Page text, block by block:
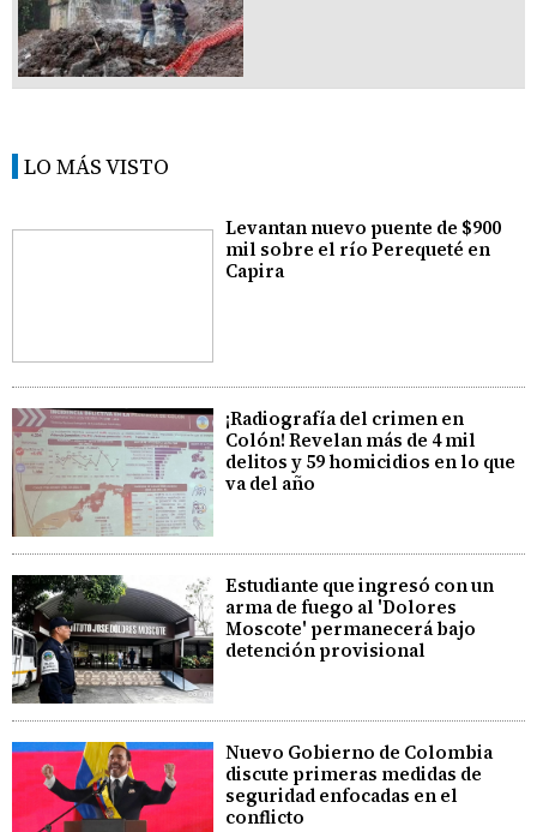
LO MÁS VISTO
Levantan nuevo puente de $900
mil sobre el río Perequeté en
Capira
¡Radiografía del crimen en
Colón! Revelan más de 4 mil
delitos y 59 homicidios en lo que
va del año
Estudiante que ingresó con un
arma de fuego al 'Dolores
Moscote' permanecerá bajo
detención provisional
Nuevo Gobierno de Colombia
discute primeras medidas de
seguridad enfocadas en el
conflicto